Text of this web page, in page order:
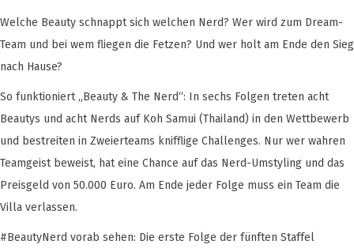
Welche Beauty schnappt sich welchen Nerd? Wer wird zum Dream-
Team und bei wem fliegen die Fetzen? Und wer holt am Ende den Sieg
nach Hause?
So funktioniert „Beauty & The Nerd“: In sechs Folgen treten acht
Beautys und acht Nerds auf Koh Samui (Thailand) in den Wettbewerb
und bestreiten in Zweierteams knifflige Challenges. Nur wer wahren
Teamgeist beweist, hat eine Chance auf das Nerd-Umstyling und das
Preisgeld von 50.000 Euro. Am Ende jeder Folge muss ein Team die
Villa verlassen.
#BeautyNerd vorab sehen: Die erste Folge der fünften Staffel